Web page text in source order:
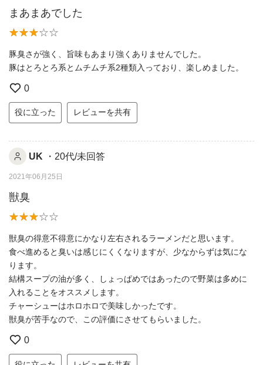
まあまあでした
豚臭さが強く、旨味もあまり強くありませんでした。
豚はとろとろ系とムチムチ系2種類入っており、楽しめました。
0
役に立った レビューを共有
UK ・20代/未回答
2021年06月25日
獣臭
獣臭の得意不得意にかなり左右されるラーメンだと思います。
食べ進めると臭いは感じにくくなりますが、少なからずは気にな
ります。
結構スープの油が多く、しょっぱめではあったので野菜は多めに
入れることをオススメします。
チャーシューはホロホロで美味しかったです。
獣臭が苦手なので、この評価にさせてもらいました。
0